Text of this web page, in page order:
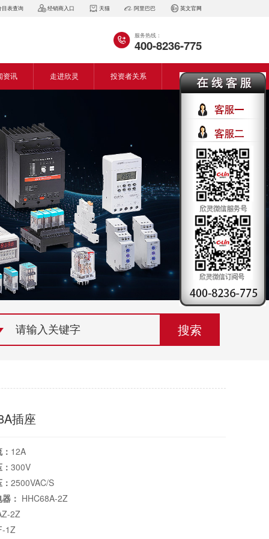
目表查询 经销商入口 天猫 阿里巴巴 英文官网
服务热线：
400-8236-775
资讯
动态
资讯
百科
问答
走进欣灵
董事长致词
企业风采
专利证书
生产设备
荣誉资质
组织机构
联系欣灵
投资者关系
插座
12A
：300V
：2500VAC/S
： HHC68A-2Z
2Z
1Z